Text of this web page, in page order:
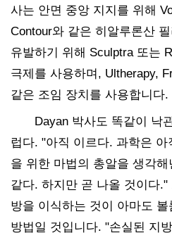
사는 안면 중앙 지지를 위해
Contour와 같은 히알루론산
유발하기 위해 Sculptra 또는
극제를 사용하며, Ultherapy,
같은 조임 장치를 사용합니다.
Dayan 박사도 똑같이 낙
럽다. "아직 이르다. 과학은
을 위한 마법의 총알을 생각
같다. 하지만 곧 나올 것이다
방을 이식하는 것이 아마도
방법일 것입니다. "손실된 지